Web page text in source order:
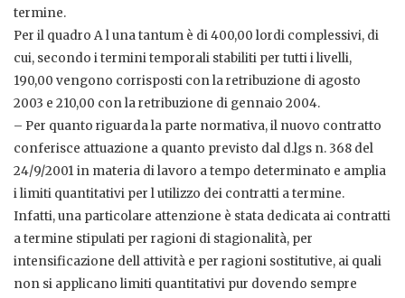
termine.
Per il quadro A l una tantum è di 400,00 lordi complessivi, di
cui, secondo i termini temporali stabiliti per tutti i livelli,
190,00 vengono corrisposti con la retribuzione di agosto
2003 e 210,00 con la retribuzione di gennaio 2004.
– Per quanto riguarda la parte normativa, il nuovo contratto
conferisce attuazione a quanto previsto dal d.lgs n. 368 del
24/9/2001 in materia di lavoro a tempo determinato e amplia
i limiti quantitativi per l utilizzo dei contratti a termine.
Infatti, una particolare attenzione è stata dedicata ai contratti
a termine stipulati per ragioni di stagionalità, per
intensificazione dell attività e per ragioni sostitutive, ai quali
non si applicano limiti quantitativi pur dovendo sempre